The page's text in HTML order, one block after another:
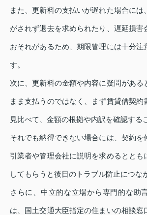
また、更新料の支払いが遅れた場合には
がされず退去を求められたり、遅延損害
おそれがあるため、期限管理には十分注
す。
次に、更新料の金額や内容に疑問がある
まま支払うのではなく、まず賃貸借契約
見比べて、金額の根拠や内訳を確認する
それでも納得できない場合には、契約を
引業者や管理会社に説明を求めるととも
してもらうと後日のトラブル防止につな
さらに、中立的な立場から専門的な助
は、国土交通大臣指定の住まいの相談窓